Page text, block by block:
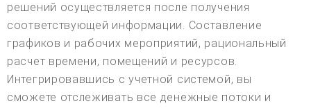
решений осуществляется после получения
соответствующей информации. Составление
графиков и рабочих мероприятий, рациональный
расчет времени, помещений и ресурсов.
Интегрировавшись с учетной системой, вы
сможете отслеживать все денежные потоки и